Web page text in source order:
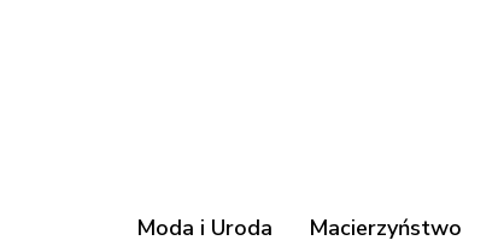
Moda i Uroda Macierzyństwo